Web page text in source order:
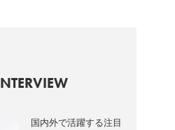
国内外で活躍する注目